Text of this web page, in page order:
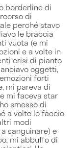
borderline di
di
perché stavo
le braccia
vuota (e mi
e a volte in
crisi di pianto
oggetti,
forti
mi pareva di
mi faceva star
smesso di
a volte lo faccio
modi
sanguinare) e
mi abbuffo di